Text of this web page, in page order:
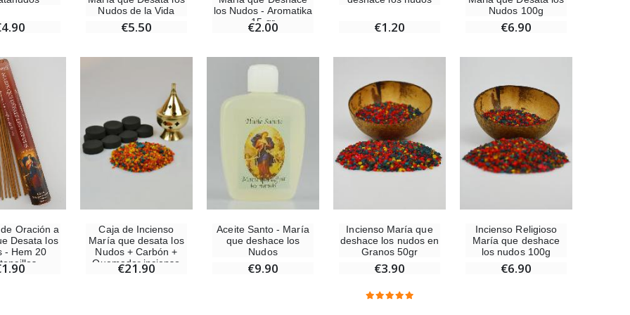
Nudos de la Vida
€5.50
los Nudos - Aromatika
15 gr
€2.00 €1.20
Nudos 100g
€6.90
Oración a
Desata los
- Hem 20
Caja de Incienso
María que desata los
Nudos + Carbón +
Quemador incienso
€21.90
Aceite Santo - María
que deshace los
Nudos
€9.90
Incienso María que
deshace los nudos en
Granos 50gr
€3.90
Incienso Religioso
María que deshace
los nudos 100g
€6.90
Set Incienso Benjuí + Carbón + Quemador de incienso
€21.90
Incienso de la Iglesia Pontificia 250g
€12.90
Medalla Milagrosa Oro de Ley 9 Kilates - 10 mm
€130.00
Deja tu Vela de Novena en Lourdes
Pastillas de Menta con Agua de Lourdes - 130 gramos
-10%
Vela de Novena a San Miguel Contra el Mal - 17,5cm
€4.95
€12.90
€130.00